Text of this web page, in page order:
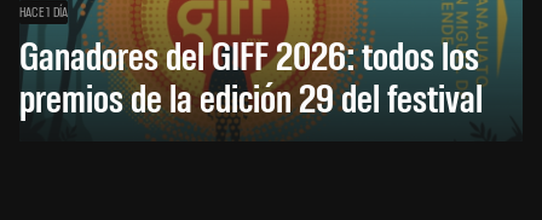
HACE 1 DÍA
Ganadores del GIFF 2026: todos los
premios de la edición 29 del festival